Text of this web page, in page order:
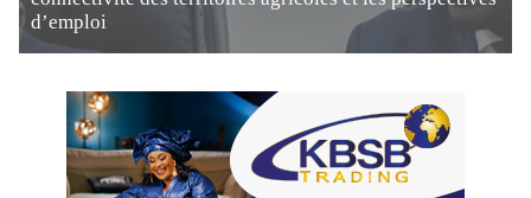
d’emploi